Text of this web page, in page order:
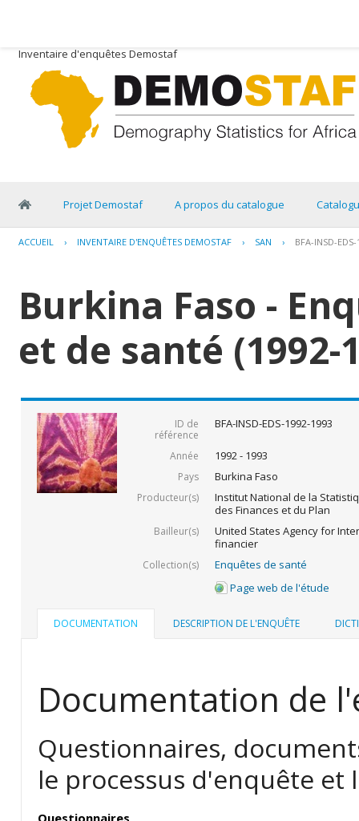
Inventaire d'enquêtes Demostaf
Projet Demostaf A propos du catalogue
ACCUEIL › INVENTAIRE D'ENQUÊTES DEMOSTAF › SAN › BFA-INSD-
Burkina Faso -
et de santé (1992-
ID de
référence
BFA-INSD-EDS-1992-1993
Année 1992 - 1993
Pays Burkina Faso
Producteur(s)
Institut National de la
des Finances et du Plan
Bailleur(s)
United States Agency for
financier
Collection(s)
Enquêtes de santé
Page web de l'étude
DOCUMENTATION DESCRIPTION DE L'ENQUÊTE
Documentation de
Questionnaires,
le processus d'enquête et